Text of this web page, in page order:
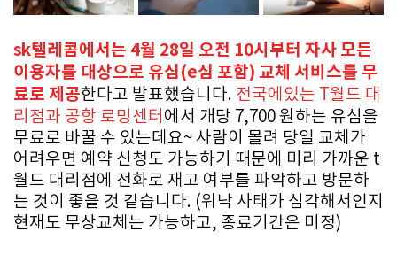
sk텔레콤에서는 4월 28일 오전 10시부터 자사 모든
이용자를 대상으로 유심(e심 포함) 교체 서비스를 무
료로 제공한다고 발표했습니다. 전국에있는 T월드 대
리점과 공항 로밍센터 에서 개당 7,700 원하는 유심을
무료로 바꿀 수 있는데요~ 사람이 몰려 당일 교체가
어려우면 예약 신청도 가능하기 때문에 미리 가까운 t
월드 대리점에 전화로 재고 여부를 파악하고 방문하
는 것이 좋을 것 같습니다. (워낙 사태가 심각해서인지
현재도 무상교체는 가능하고, 종료기간은 미정)